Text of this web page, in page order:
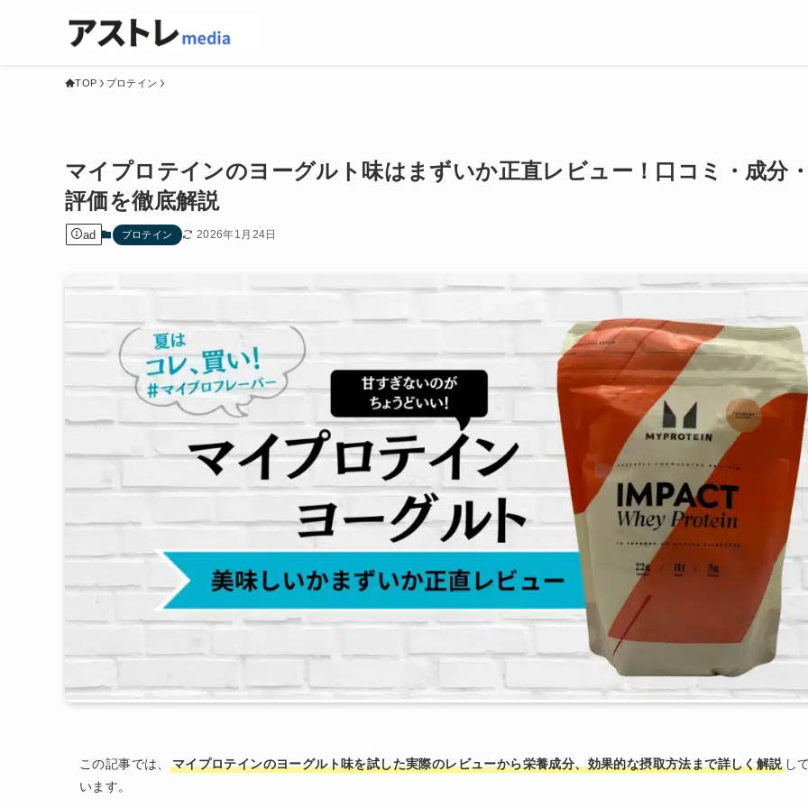
TOP プロテイン
マイプロテインのヨーグルト味はまずいか正直レビュー！口コミ・成分
評価を徹底解説
ad プロテイン 2026年1月24日
この記事では、 マイプロテインのヨーグルト味を試した実際のレビューから栄養成分、効果的な摂取方法まで詳しく解説し
います。